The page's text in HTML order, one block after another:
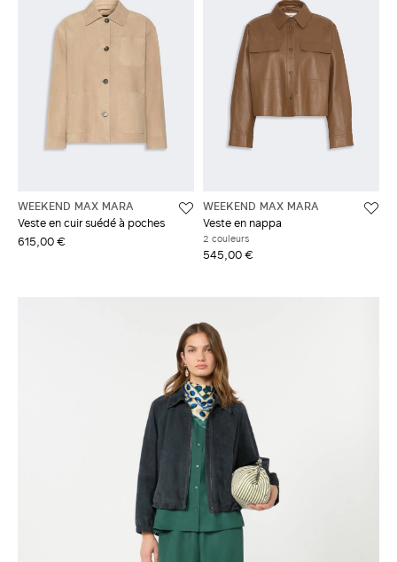
WEEKEND MAX MARA
Veste en cuir suédé à poches
615,00 €
WEEKEND MAX MARA
Veste en nappa
2 couleurs
545,00 €